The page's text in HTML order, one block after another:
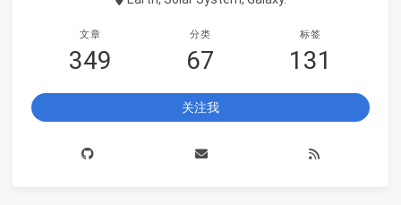
文章
349
分类
67
标签
131
关注我